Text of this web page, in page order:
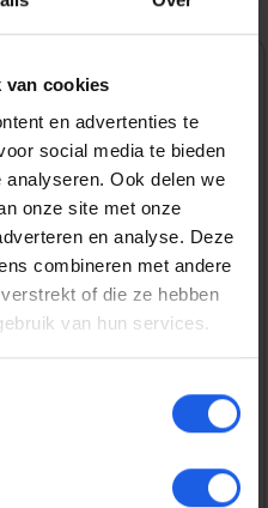
van cookies
en advertenties te
social media te bieden
Ook delen we
onze site met onze
en analyse. Deze
combineren met andere
of die ze hebben
van hun services.